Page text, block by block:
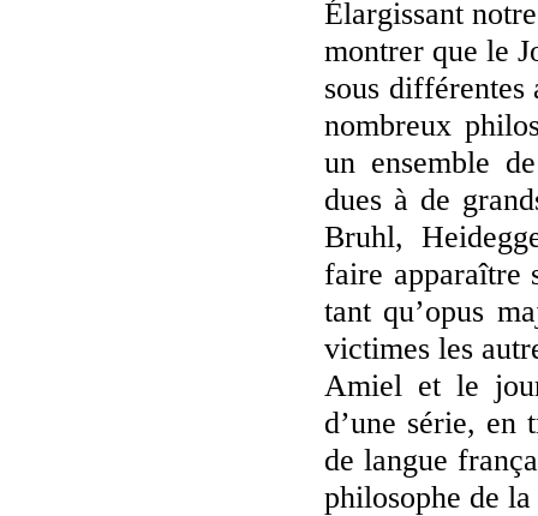
Élargissant
montrer que le
sous différentes
nombreux
un ensemble
dues à de
Bruhl,
faire apparaître
tant qu’opus
victimes les
Amiel et le
d’une série, en
de langue
philosophe de